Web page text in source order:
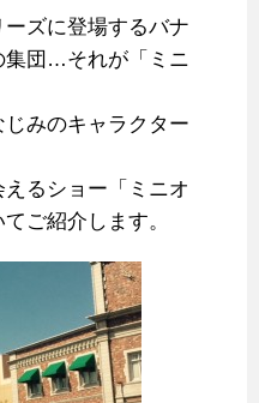
ズに登場するバナ
集団…それが「ミニ
みのキャラクター
るショー「ミニオ
ご紹介します。